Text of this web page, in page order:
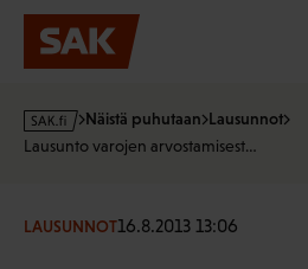
Hyppää
sisältöön
s
a
f
Näistä puhutaan Lausunnot
Lausunto varojen arvostamisest…
LAUSUNNOT16.8.2013 13:06